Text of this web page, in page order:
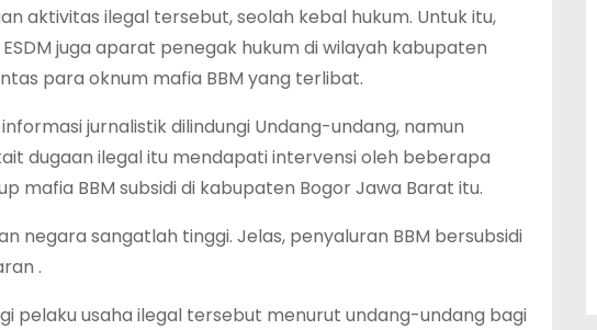
aktivitas ilegal tersebut, seolah kebal hukum. Untuk itu,
juga aparat penegak hukum di wilayah kabupaten
para oknum mafia BBM yang terlibat.
jurnalistik dilindungi Undang-undang, namun
dugaan ilegal itu mendapati intervensi oleh beberapa
mafia BBM subsidi di kabupaten Bogor Jawa Barat itu.
negara sangatlah tinggi. Jelas, penyaluran BBM bersubsidi
.
pelaku usaha ilegal tersebut menurut undang-undang bagi